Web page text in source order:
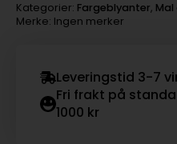
dark
orange
Kategorier: Fargeblyanter, Mal
Merke: Ingen merker
Leveringstid 3-7
Fri frakt på
1000 kr